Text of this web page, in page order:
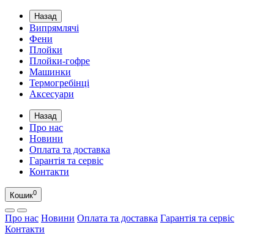
Назад
Випрямлячі
Фени
Плойки
Плойки-гофре
Машинки
Термогребінці
Аксесуари
Назад
Про нас
Новини
Оплата та доставка
Гарантія та сервіс
Контакти
Кошик0
Про нас Новини Оплата та доставка Гарантія та сервіс
Контакти